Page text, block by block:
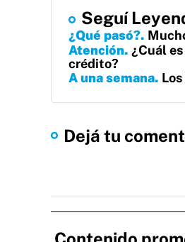
Seguí
¿Qué pasó?
Atención ¿Cuál
crédito?
A una semana
Dejá tu